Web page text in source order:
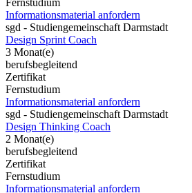
Fernstudium
Informationsmaterial anfordern
sgd - Studiengemeinschaft Darmstadt
Design Sprint Coach
3 Monat(e)
berufsbegleitend
Zertifikat
Fernstudium
Informationsmaterial anfordern
sgd - Studiengemeinschaft Darmstadt
Design Thinking Coach
2 Monat(e)
berufsbegleitend
Zertifikat
Fernstudium
Informationsmaterial anfordern